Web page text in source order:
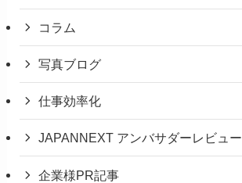
コラム
写真ブログ
仕事効率化
JAPANNEXT アンバサダーレビュー
企業様PR記事